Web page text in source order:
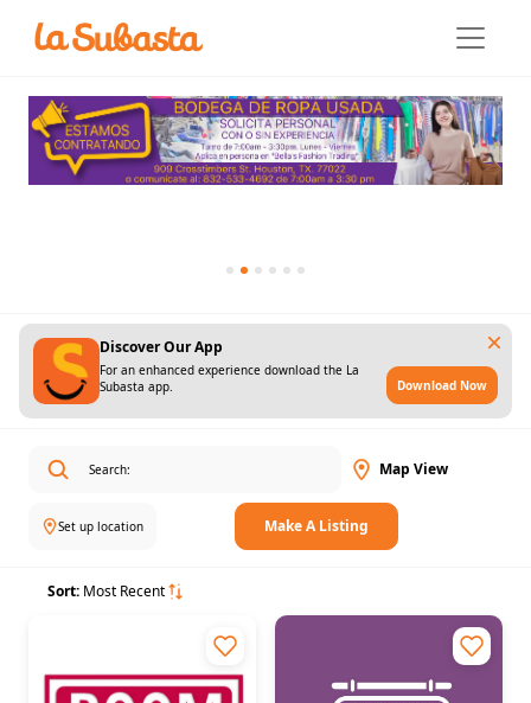
Discover Our App
For an enhanced experience download the La
Subasta app.
Download Now
Map View
Set up location Make A Listing
Sort: Most Recent